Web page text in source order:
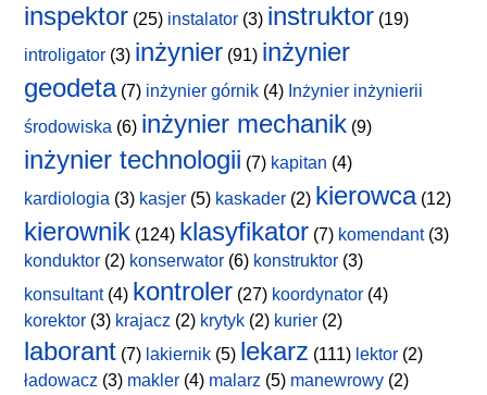
inspektor (25) instalator (3) instruktor (19)
introligator (3) inżynier (91) inżynier
geodeta(7) inżynier górnik (4) Inżynier inżynierii
środowiska (6) inżynier mechanik (9)
inżynier technologii (7) kapitan (4)
kardiologia (3) kasjer (5) kaskader (2) kierowca(12)
kierownik (124) klasyfikator (7) komendant(3)
konduktor (2) konserwator (6) konstruktor (3)
konsultant(4) kontroler (27) koordynator (4)
korektor (3) krajacz (2) krytyk (2) kurier (2)
laborant (7) lakiernik (5) lekarz (111) lektor (2)
ładowacz (3) makler (4) malarz (5) manewrowy (2)